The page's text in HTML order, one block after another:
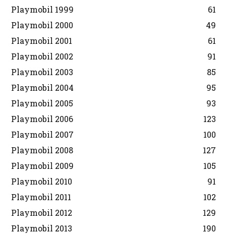
Playmobil 1999
61
Playmobil 2000
49
Playmobil 2001
61
Playmobil 2002
91
Playmobil 2003
85
Playmobil 2004
95
Playmobil 2005
93
Playmobil 2006
123
Playmobil 2007
100
Playmobil 2008
127
Playmobil 2009
105
Playmobil 2010
91
Playmobil 2011
102
Playmobil 2012
129
Playmobil 2013
190